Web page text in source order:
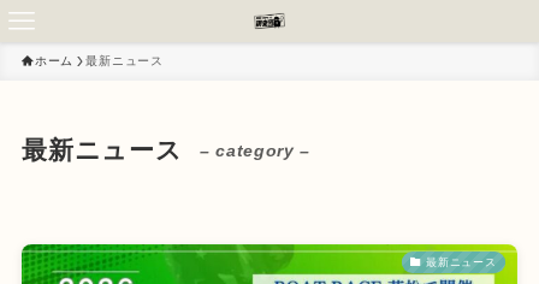
ホーム 最新ニュース
最新ニュース – category –
最新ニュース